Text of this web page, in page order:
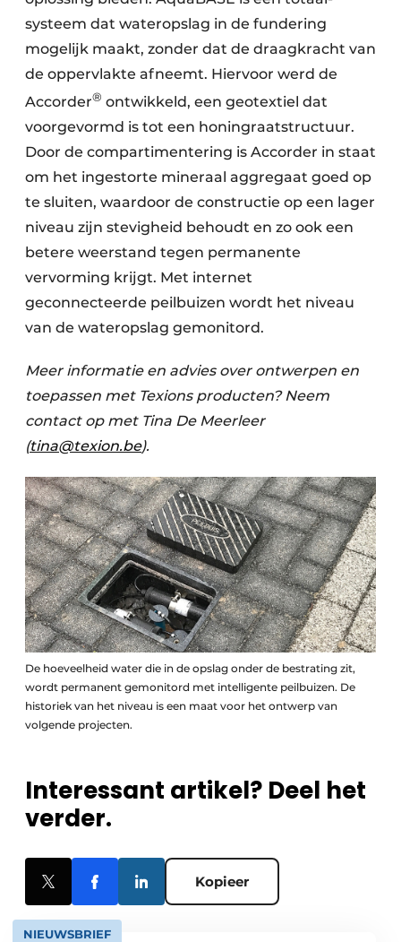
systeem dat wateropslag in de fundering
mogelijk maakt, zonder dat de draagkracht van
de oppervlakte afneemt. Hiervoor werd de
Accorder® ontwikkeld, een geotextiel dat
voorgevormd is tot een honingraatstructuur.
Door de compartimentering is Accorder in staat
om het ingestorte mineraal aggregaat goed op
te sluiten, waardoor de constructie op een lager
niveau zijn stevigheid behoudt en zo ook een
betere weerstand tegen permanente
vervorming krijgt. Met internet
geconnecteerde peilbuizen wordt het niveau
van de wateropslag gemonitord.
Meer informatie en advies over ontwerpen en
toepassen met Texions producten? Neem
contact op met Tina De Meerleer
(tina@texion.be).
De hoeveelheid water die in de opslag onder de bestrating zit,
wordt permanent gemonitord met intelligente peilbuizen. De
historiek van het niveau is een maat voor het ontwerp van
volgende projecten.
Interessant artikel? Deel het
verder.
Kopieer
NIEUWSBRIEF